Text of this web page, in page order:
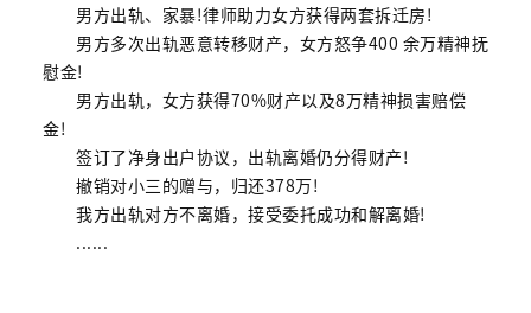
男方出轨、家暴!律师助力女方获得两套拆迁房!
男方多次出轨恶意转移财产，女方怒争400 余万精神抚
慰金!
男方出轨，女方获得70%财产以及8万精神损害赔偿
金!
签订了净身出户协议，出轨离婚仍分得财产!
撤销对小三的赠与，归还378万!
我方出轨对方不离婚，接受委托成功和解离婚!
......